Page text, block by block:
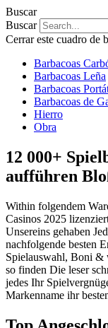
Buscar
Buscar
Cerrar este cuadro de
Barbacoas
Barbacoas Leña
Barbacoas
Barbacoas de
Hierro
Obra
12 000+
aufführen
Within folgendem
Casinos 2025
Unsereins gehaben
nachfolgende besten
Spielauswahl, Boni &
so finden Die leser
jedes Ihr
Markenname ihr